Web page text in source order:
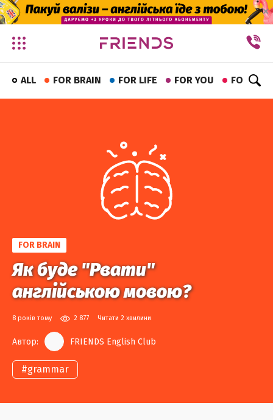
✕
ALL FOR BRAIN FOR LIFE FOR YOU FOR FUN
FOR BRAIN
Як буде "Рвати"
англійською мовою?
8 років тому 2 877 Читати 2 хвилини
Автор: FRIENDS English Club
#grammar